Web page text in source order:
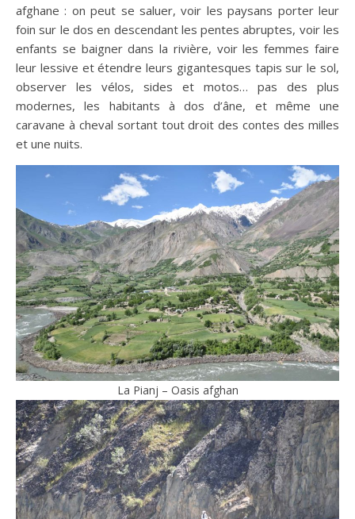
afghane : on peut se saluer, voir les paysans porter leur
foin sur le dos en descendant les pentes abruptes, voir les
enfants se baigner dans la rivière, voir les femmes faire
leur lessive et étendre leurs gigantesques tapis sur le sol,
observer les vélos, sides et motos… pas des plus
modernes, les habitants à dos d’âne, et même une
caravane à cheval sortant tout droit des contes des milles
et une nuits.
La Pianj – Oasis afghan